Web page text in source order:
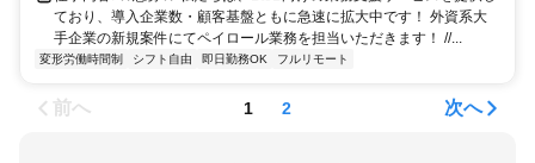
ており、導入企業数・顧客基盤ともに急速に拡大中です！ 外資系大
手企業の新規案件にてペイロール業務を担当いただきます！ //...
変形労働時間制 シフト自由 即日勤務OK フルリモート
前へ 1 2 次へ